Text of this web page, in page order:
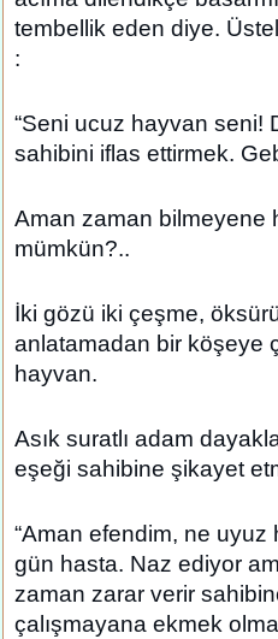
tembellik eden diye.
:
“Seni ucuz hayvan seni!
sahibini iflas ettirmek.
Aman zaman bilmeyene
mümkün?..
İki gözü iki çeşme,
anlatamadan bir köşeye
hayvan.
Asık suratlı adam
eşeği sahibine şikayet
“Aman efendim, ne
gün hasta. Naz ediyor
zaman zarar verir
çalışmayana ekmek